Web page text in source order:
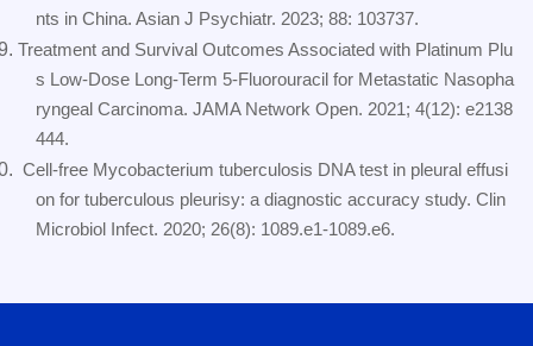
nts in China. Asian J Psychiatr. 2023; 88: 103737.
Treatment and Survival Outcomes Associated with Platinum Plu
s Low-Dose Long-Term 5-Fluorouracil for Metastatic Nasopha
ryngeal Carcinoma. JAMA Network Open. 2021; 4(12): e2138
444.
Cell-free Mycobacterium tuberculosis DNA test in pleural effusi
on for tuberculous pleurisy: a diagnostic accuracy study. Clin
Microbiol Infect. 2020; 26(8): 1089.e1-1089.e6.